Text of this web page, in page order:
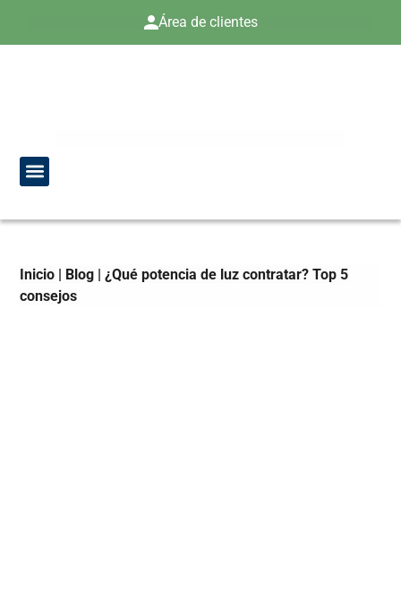
Área de clientes
Inicio Blog |¿Qué potencia de luz contratar? Top 5
consejos